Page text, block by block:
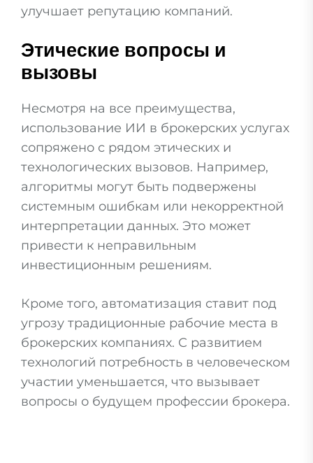
улучшает репутацию компаний.
Этические вопросы и
вызовы
Несмотря на все преимущества,
использование ИИ в брокерских услугах
сопряжено с рядом этических и
технологических вызовов. Например,
алгоритмы могут быть подвержены
системным ошибкам или некорректной
интерпретации данных. Это может
привести к неправильным
инвестиционным решениям.
Кроме того, автоматизация ставит под
угрозу традиционные рабочие места в
брокерских компаниях. С развитием
технологий потребность в человеческом
участии уменьшается, что вызывает
вопросы о будущем профессии брокера.